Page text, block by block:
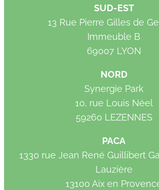
SUD-EST
13 Rue Pierre Gilles de
Immeuble B
69007 LYON
NORD
Synergie Park
10, rue Louis Néel
59260 LEZENNES
PACA
1330 rue Jean René Guillibert
Lauzière
13100 Aix en